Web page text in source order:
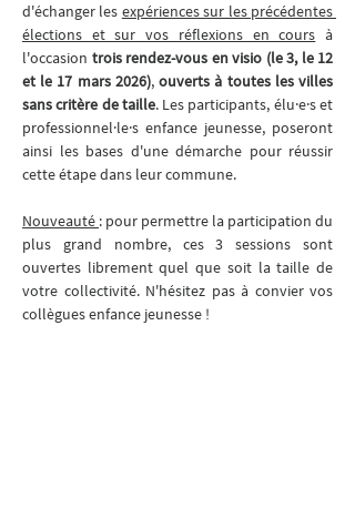
d'échanger les expériences sur les précédentes
élections et sur vos réflexions en cours à
l'occasion trois rendez-vous en visio (le 3, le 12
et le 17 mars 2026), ouverts à toutes les villes
sans critère de taille. Les participants, élu·e·s et
professionnel·le·s enfance jeunesse, poseront
ainsi les bases d'une démarche pour réussir
cette étape dans leur commune.
Nouveauté : pour permettre la participation du
plus grand nombre, ces 3 sessions sont
ouvertes librement quel que soit la taille de
votre collectivité. N'hésitez pas à convier vos
collègues enfance jeunesse !